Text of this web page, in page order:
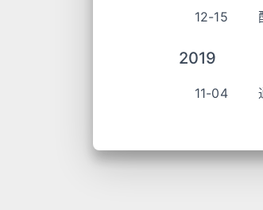
12-15
2019
11-04